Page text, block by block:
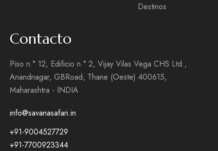
Destinos
Contacto
Piso n.° 12, Edificio n.° 2, Vijay Vilas Vega CHS Ltd.,
Anandnagar, GBRoad, Thane (Oeste) 400615,
Maharashtra - INDIA
info@savanasafari.in
+91-9004527729
+91-7700923344